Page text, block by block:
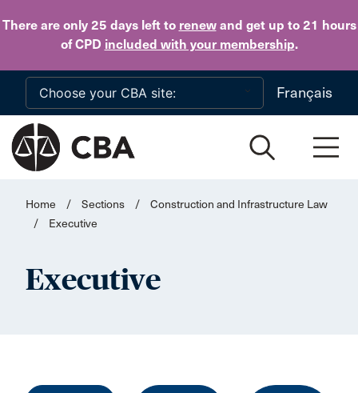
There are only 25 daysleft to renewand get up to 21 hours
of CPD included with your membership.
Skip to main content
Français
Home / Sections /
Construction and Infrastructure Law
/
Executive
Executive